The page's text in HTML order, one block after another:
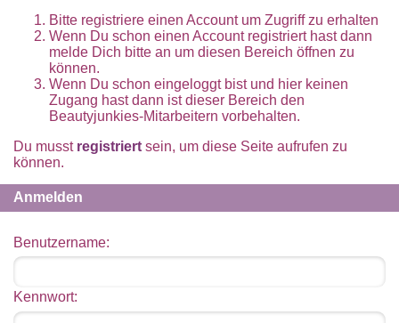
Bitte registriere einen Account um Zugriff zu erhalten
Wenn Du schon einen Account registriert hast dann
melde Dich bitte an um diesen Bereich öffnen zu
können.
Wenn Du schon eingeloggt bist und hier keinen
Zugang hast dann ist dieser Bereich den
Beautyjunkies-Mitarbeitern vorbehalten.
Du musst registriert sein, um diese Seite aufrufen zu
können.
Anmelden
Benutzername:
Kennwort: